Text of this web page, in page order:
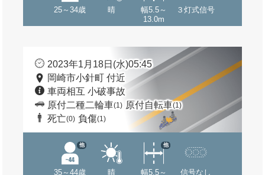
25～34歳 晴
幅5.5～
13.0m
３灯式信号
2023年1月18日(水)05:45
岡崎市小針町 付近
車両相互 小破事故
原付二種二輪車(1) 原付自転車(1)
死亡(0) 負傷(1)
35～44歳
他
晴
幅5.5～
他
信号なし